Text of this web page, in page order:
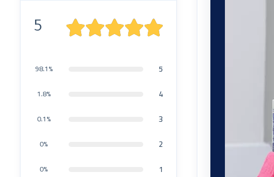
5
5
98.1%
4
1.8%
3
0.1%
2
0%
1
0%